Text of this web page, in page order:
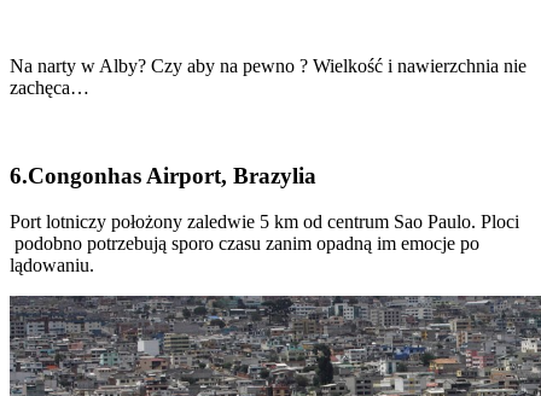
Na narty w Alby? Czy aby na pewno ? Wielkość i nawierzchnia nie
zachęca…
6.Congonhas Airport, Brazylia
Port lotniczy położony zaledwie 5 km od centrum Sao Paulo. Ploci
podobno potrzebują sporo czasu zanim opadną im emocje po
lądowaniu.